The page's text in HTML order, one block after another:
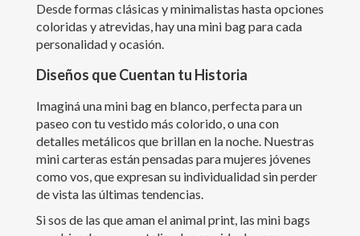
Desde formas clásicas y minimalistas hasta opciones
coloridas y atrevidas, hay una mini bag para cada
personalidad y ocasión.
Diseños que Cuentan tu Historia
Imaginá una mini bag en blanco, perfecta para un
paseo con tu vestido más colorido, o una con
detalles metálicos que brillan en la noche. Nuestras
mini carteras están pensadas para mujeres jóvenes
como vos, que expresan su individualidad sin perder
de vista las últimas tendencias.
Si sos de las que aman el animal print, las mini bags